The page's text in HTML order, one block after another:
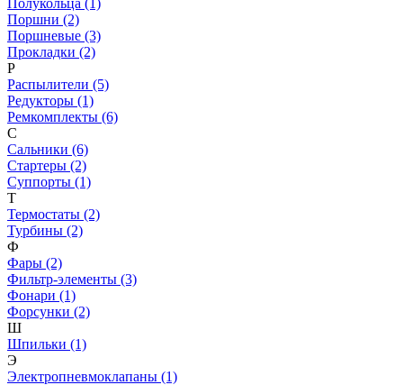
Поршни (2)
Поршневые (3)
Прокладки (2)
Р
Распылители (5)
Редукторы (1)
Ремкомплекты (6)
С
Сальники (6)
Стартеры (2)
Суппорты (1)
Т
Термостаты (2)
Турбины (2)
Ф
Фары (2)
Фильтр-элементы (3)
Фонари (1)
Форсунки (2)
Ш
Шпильки (1)
Э
Электропневмоклапаны (1)